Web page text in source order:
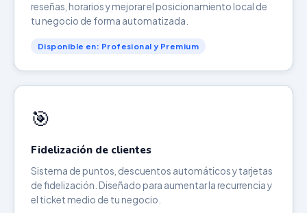
reseñas, horarios y mejorar el posicionamiento local de
tu negocio de forma automatizada.
Disponible en: Profesional y Premium
🎯
Fidelización de clientes
Sistema de puntos, descuentos automáticos y tarjetas
de fidelización. Diseñado para aumentar la recurrencia y
el ticket medio de tu negocio.